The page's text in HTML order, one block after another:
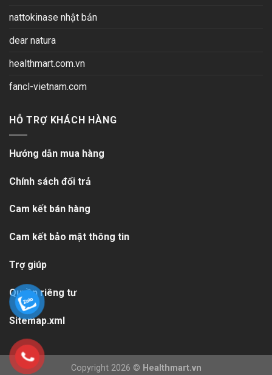
nattokinase nhật bản
dear natura
healthmart.com.vn
fancl-vietnam.com
HỖ TRỢ KHÁCH HÀNG
Hướng dẫn mua hàng
Chính sách đổi trả
Cam kết bán hàng
Cam kết bảo mật thông tin
Trợ giúp
Quyền riêng tư
Sitemap.xml
Copyright 2026 © Healthmart.vn